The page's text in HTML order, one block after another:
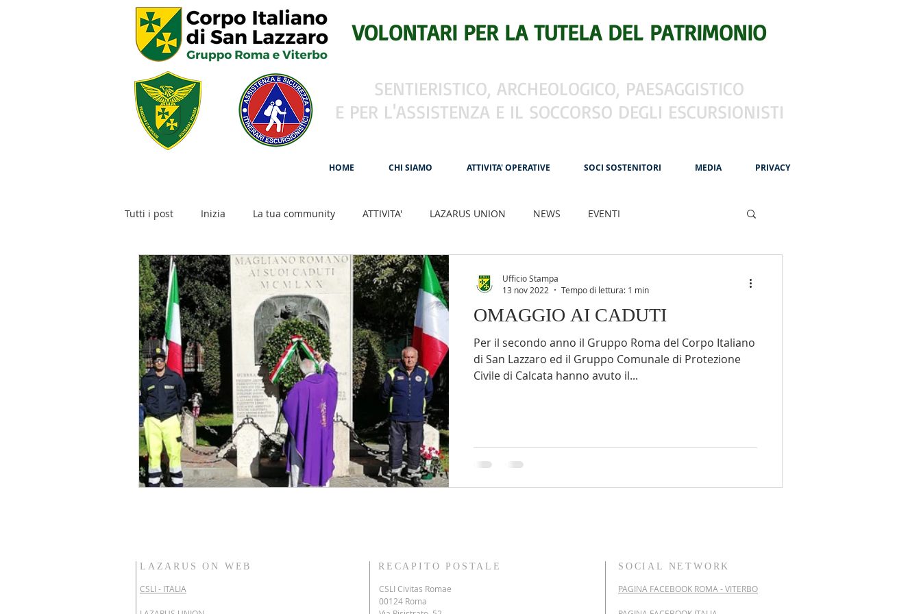
VOLONTARI PER LA TUTELA DEL PATRIMONIO
SENTIERISTICO, ARCHEOLOGICO, PAESAGGISTICO
E PER L'ASSISTENZA E IL SOCCORSO DEGLI ESCURSIONISTI
HOME CHI SIAMO ATTIVITA' OPERATIVE SOCI SOSTENITORI MEDIA PRIVACY
Tutti i post Inizia La tua community ATTIVITA' LAZARUS UNION NEWS EVENTI
AGENDA RIDUZIONE DISASTRI CIVITAS ROMAE CSLI ITALIA
Formazione Coronavirus Covid-19 PedalAbile Parco di Veio Sclerosi Multipla Parkinson
Autismo Rotary Club Archeologia dimenticata Segnalazioni Proceno Santa Sofia
Bolsena Nucleo Viterbo Monterosi Lions Club
OMAGGIO AI CADUTI
Per il secondo anno il Gruppo Roma del Corpo Italiano
di San Lazzaro ed il Gruppo Comunale di Protezione
Civile di Calcata hanno avuto il...
Ufficio Stampa
13 nov 2022
Tempo di lettura: 1 min
LAZARUS ON WEB
CSLI - ITALIA
RECAPITO POSTALE
CSLI Civitas Romae
00124 Roma
SOCIAL NETWORK
PAGINA FACEBOOK ROMA - VITERBO